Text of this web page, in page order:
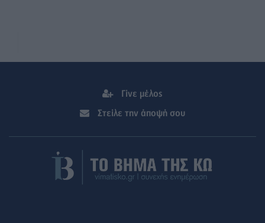
Γίνε μέλος
Στείλε την άποψή σου